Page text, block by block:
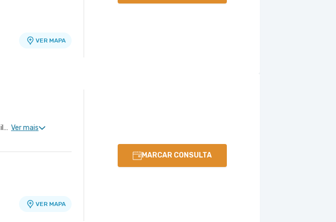
VER MAPA
Urologia Clinica, Disfunções Miccionais, Uroginecologia, Infertilidade Masculina, Urologia Oncológica, Cirurgia Robótica Urológica, Urologia Pediátrica, Cirurgia Urológica Ver mais
MARCAR CONSULTA
VER MAPA